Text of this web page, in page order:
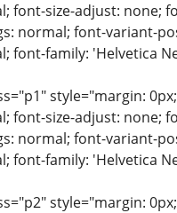
font-size-adjust: none;
normal; font-variant-
font-family: 'Helvetica
style="margin:
font-size-adjust: none;
normal; font-variant-
font-family: 'Helvetica
style="margin: